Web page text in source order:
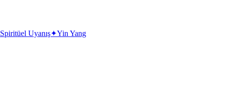
Spiritüel Uyanış✦Yin Yang